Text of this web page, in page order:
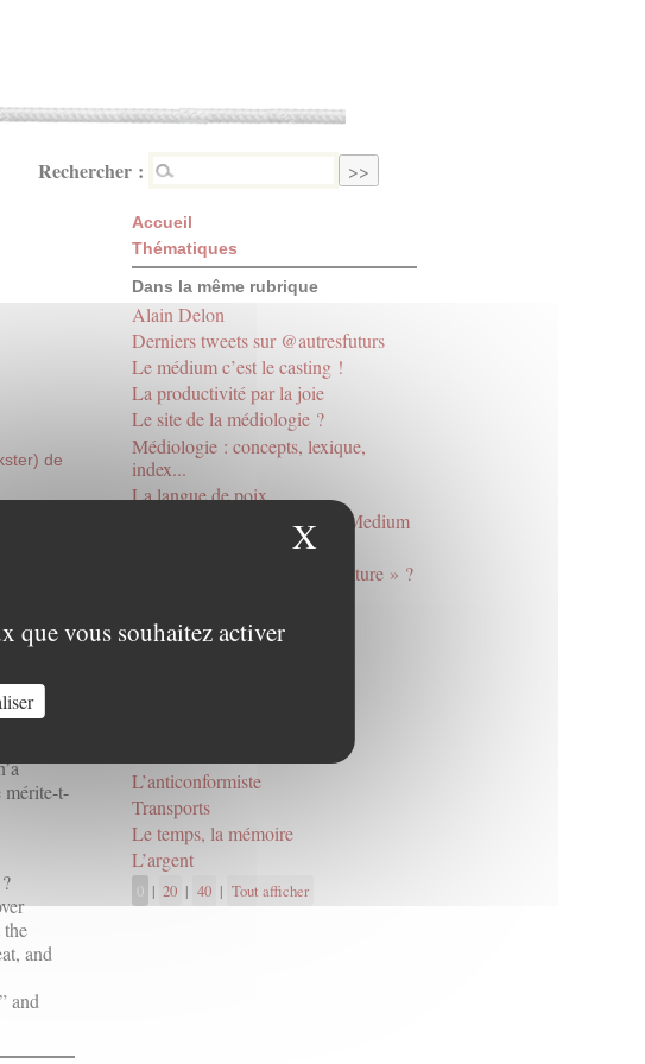
Rechercher :
de
des
l’orée
en
la
Idée
s’est
mérite-t-
and
and
Accueil
Thématiques
Dans la même rubrique
Alain Delon
Derniers tweets sur @autresfuturs
Le médium c’est le casting !
La productivité par la joie
Le site de la médiologie ?
Médiologie : concepts, lexique,
index...
La langue de poix
Derniers tweets sur @RevueMedium
Mourir, oui, mais de quoi ?
Vivre « conformément à la nature » ?
Végétalisme
L’anticonformiste
Transports
Le temps, la mémoire
L’argent
0 | 20 | 40 | Tout afficher
que vous souhaitez activer
X Masquer le bandeau